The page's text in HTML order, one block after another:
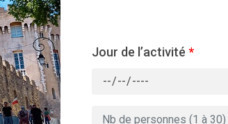
Jour de l’activité *